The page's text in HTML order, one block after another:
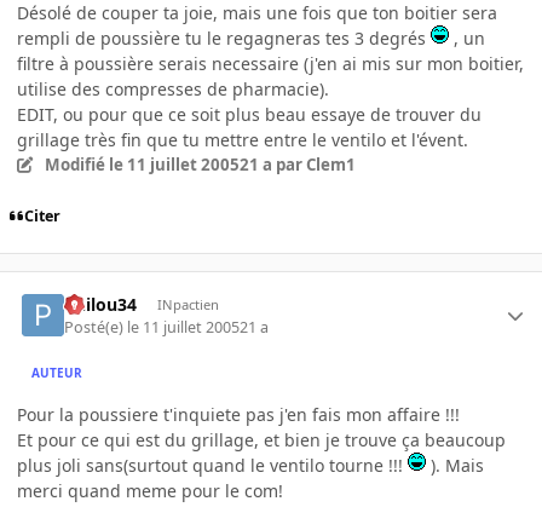
Désolé de couper ta joie, mais une fois que ton boitier sera
rempli de poussière tu le regagneras tes 3 degrés
, un
filtre à poussière serais necessaire (j'en ai mis sur mon boitier,
utilise des compresses de pharmacie).
EDIT, ou pour que ce soit plus beau essaye de trouver du
grillage très fin que tu mettre entre le ventilo et l'évent.
Modifié le 11 juillet 200521 a par Clem1
Citer
Philou34 INpactien
Posté(e) le 11 juillet 200521 a
AUTEUR
Pour la poussiere t'inquiete pas j'en fais mon affaire !!!
Et pour ce qui est du grillage, et bien je trouve ça beaucoup
plus joli sans(surtout quand le ventilo tourne !!!
). Mais
merci quand meme pour le com!